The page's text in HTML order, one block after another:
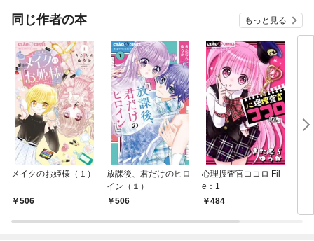
同じ作者の本 もっと見る
メイクのお姫様（１）
506
放課後、君だけのヒロ
イン（１）
506
心理捜査官ココロ Fil
e：1
484